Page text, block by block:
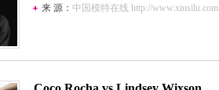
来 源： 中国模特在线 http://www.xinsilu.com